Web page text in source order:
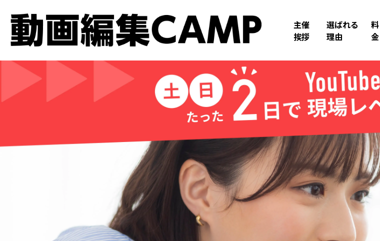
主催
挨拶
選ばれる
理由
料
金